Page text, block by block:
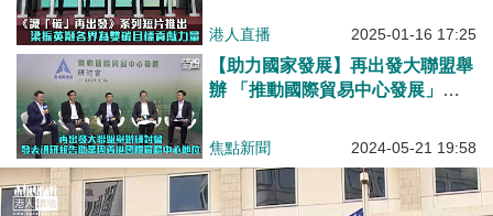
港人直播 2025-01-16 17:25
【助力國家發展】再出發大聯盟舉
辦 「推動國際貿易中心發展」研
際貿易中心地位
焦點新聞 2024-05-21 19:58